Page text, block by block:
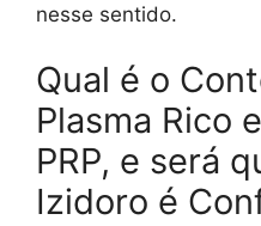
nesse sentido.
Qual é o
Plasma Rico
PRP, e será
Izidoro é